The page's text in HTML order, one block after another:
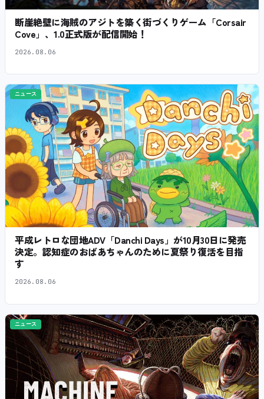
断崖絶壁に海賊のアジトを築く街づくりゲーム「Corsair
Cove」、1.0正式版が配信開始！
2026.08.06
ニュース
平成レトロな団地ADV「Danchi Days」が10月30日に発売
決定。認知症のおばあちゃんのために夏祭り復活を目指
す
2026.08.06
ニュース